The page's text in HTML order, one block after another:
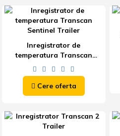
Inregistrator de
temperatura Transcan
Sentinel Trailer
Cere oferta